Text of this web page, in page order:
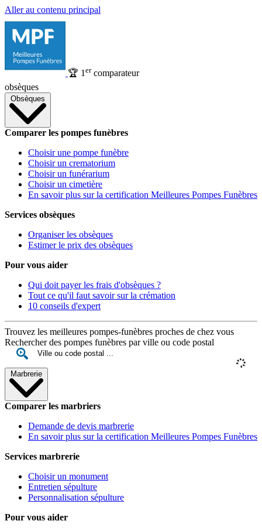
Aller au contenu principal
🏆 1 ercomparateur
obsèques
Obsèques
Comparer les pompes funèbres
Choisir une pompe funèbre
Choisir un crematorium
Choisir un funérarium
Choisir un cimetière
En savoir plus sur la certification Meilleures Pompes Funèbres
Services obsèques
Organiser les obsèques
Estimer le prix des obsèques
Pour vous aider
Qui doit payer les frais d'obsèques ?
Tout ce qu'il faut savoir sur la crémation
10 conseils d'expert
Trouvez les meilleures pompes-funèbres proches de chez vous
Rechercher des pompes funèbres par ville ou code postal
Marbrerie
Comparer les marbriers
Demande de devis marbrerie
En savoir plus sur la certification Meilleures Pompes Funèbres
Services marbrerie
Choisir un monument
Entretien sépulture
Personnalisation sépulture
Pour vous aider